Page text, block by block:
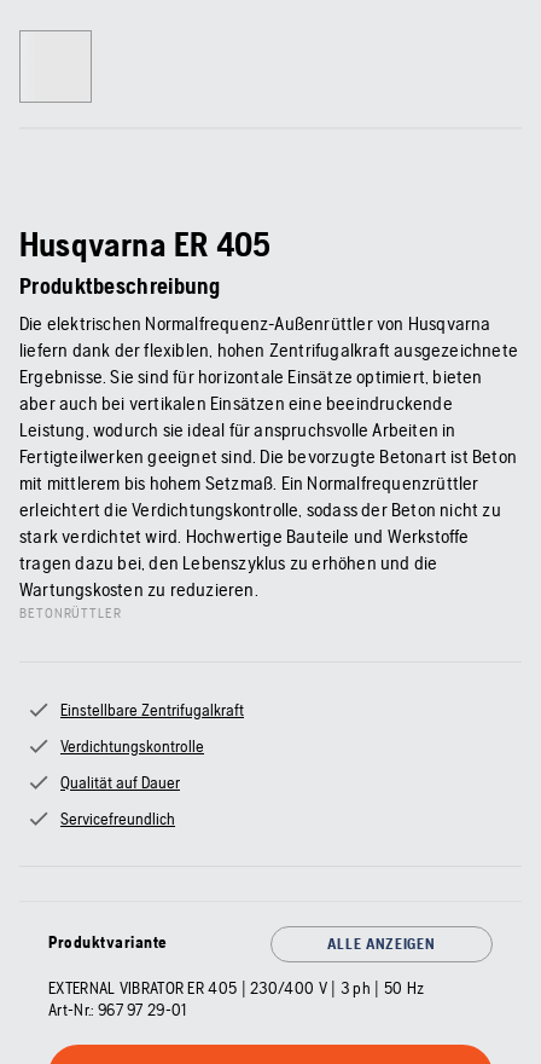
Husqvarna ER 405
Produktbeschreibung
Die elektrischen Normalfrequenz-Außenrüttler von Husqvarna
liefern dank der flexiblen, hohen Zentrifugalkraft ausgezeichnete
Ergebnisse. Sie sind für horizontale Einsätze optimiert, bieten
aber auch bei vertikalen Einsätzen eine beeindruckende
Leistung, wodurch sie ideal für anspruchsvolle Arbeiten in
Fertigteilwerken geeignet sind. Die bevorzugte Betonart ist Beton
mit mittlerem bis hohem Setzmaß. Ein Normalfrequenzrüttler
erleichtert die Verdichtungskontrolle, sodass der Beton nicht zu
stark verdichtet wird. Hochwertige Bauteile und Werkstoffe
tragen dazu bei, den Lebenszyklus zu erhöhen und die
Wartungskosten zu reduzieren.
BETONRÜTTLER
Einstellbare Zentrifugalkraft
Verdichtungskontrolle
Qualität auf Dauer
Servicefreundlich
Produktvariante ALLE ANZEIGEN
EXTERNAL VIBRATOR ER 405 | 230/400 V | 3 ph | 50 Hz
Art-Nr.: 967 97 29‑01